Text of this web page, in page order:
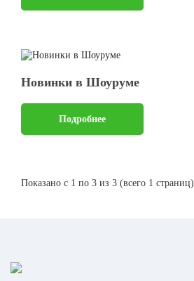
Новинки в Шоуруме
Подробнее
Показано с 1 по 3 из 3 (всего 1 страниц)